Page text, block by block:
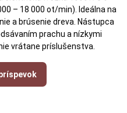
– 18 000 ot/min). Ideálna na
a brúsenie dreva. Nástupca
prachu a nízkymi
vrátane príslušenstva.